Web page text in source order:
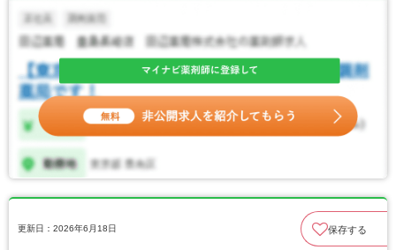
更新日：2026年6月18日 保存する